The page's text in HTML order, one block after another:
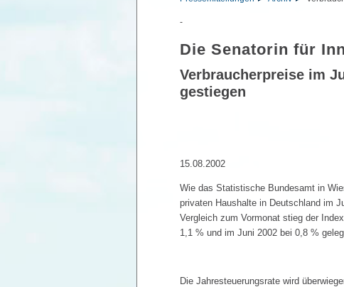
-
Die Senatorin für
Verbraucherpreise im
gestiegen
15.08.2002
Wie das Statistische Bundesamt in
privaten Haushalte in Deutschland im
Vergleich zum Vormonat stieg der
1,1 % und im Juni 2002 bei 0,8 %
Die Jahresteuerungsrate wird